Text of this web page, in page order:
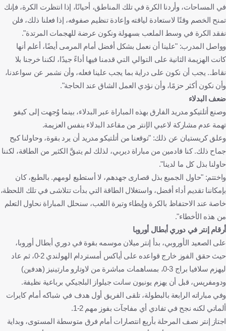
في المساحات، وأردنا الكرة في تلك المناطق، أحيانًا، إذا انتظرت الكرة، فإنك
تمنح الخصم وقتًا لاستعادة لياقته وإعادة تنظيم صفوفه، إذا فعلنا ذلك، فلن
نفقد الكرة في وسط الملعب بسهولة ونكون عرضة للهجمات المرتدة".
وواصل المدرب: "علينا أن نعمل بشكل أفضل أمام المرمى أيضًا، أعلم أنها
كانت الهزيمة الثانية على التوالي التي قدمنا فيها أداءً جيدًا، لكننا خرجنا بلا
نقاط.. يجب أن نكون على دراية بما يجب علينا فعله، وأن نشمر عن سواعدنا،
وأن نكون أكثر حزمًا، وأن نؤدي العمل الشاق عند الحاجة".
ضعف البدلاء
وصنع أتلتيكو مدريد الفارق بهذه المباراة عبر البدلاء، بينما وُجهت إلى كيفو
تهمة عدم مشاركة لاعبي الإنتر من مقاعد البدلاء بنفس العزيمة.
وعلق كريستيان عن ذلك: "توقعنا من أتلتيكو مدريد أن يرد بقوة، وحاولنا كبح
جماح ذلك. كنا قادمين من مباراة ديربي، لذلك لم يتبقَّ الكثير من الطاقة، لكننا
حاولنا بذل كل ما لدينا".
واختتم: "حاول الجميع بذل قصارى جهدهم، لا أستطيع لومهم. بالطبع، كان
بإمكاننا تقديم أداء أفضل، واستغلال الطاقة التي بدأت تتلاشى في تلك اللحظة،
خاصة عند الاحتفاظ بالكرة وإبطاء وتيرة اللعب، سنحلل المباراة نحاول التعلم
من هذه الأخطاء".
أرقام إنتر في دوري أبطال أوروبا
على الصعيد الأوروبي، بدأ إنتر ميلان موسمه بقوة في دوري أبطال أوروبا،
حيث حقق الفوز خارج قواعده على أياكس أمستردام الهولندي 2-0، ثم عاد
ليهزم سلافيا براج 3-0، بمساهمات مباشرة من لاوتارو مارتينيز (هدفين)
ودومفريس، قبل أن يهزم يونيون سانت جيلواز البلجيكي برباعية نظيفة.
وفي مباراته الرابعة بالبطولة، تلقى الفريق أول هدف في شباكه أمام كايرات
ألماتي لكنه نجح في تفادي أي مفاجآت بفوز مهم 2-1.
اجتاز إنتر نصف المرحلة بأربع انتصارات أمام فرق متوسطة المستوى، وبداية